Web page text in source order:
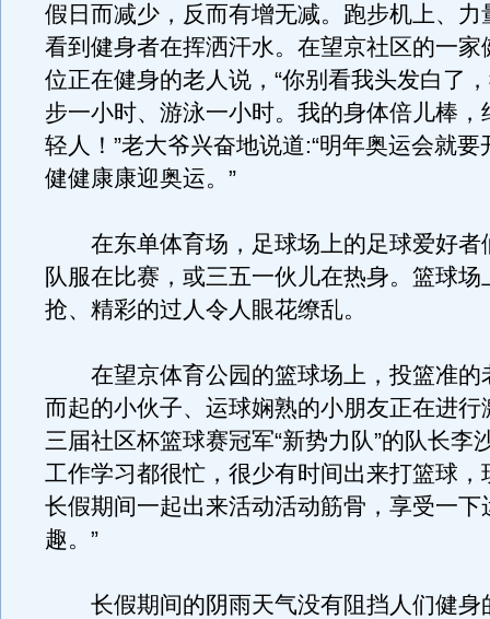
假日而减少，反而有增无减。跑步机上、力
看到健身者在挥洒汗水。在望京社区的一家
位正在健身的老人说，“你别看我头发白了
步一小时、游泳一小时。我的身体倍儿棒，
轻人！”老大爷兴奋地说道:“明年奥运会就
健健康康迎奥运。”
在东单体育场，足球场上的足球爱好者
队服在比赛，或三五一伙儿在热身。篮球场
抢、精彩的过人令人眼花缭乱。
在望京体育公园的篮球场上，投篮准的
而起的小伙子、运球娴熟的小朋友正在进行
三届社区杯篮球赛冠军“新势力队”的队长李
工作学习都很忙，很少有时间出来打篮球，
长假期间一起出来活动活动筋骨，享受一下
趣。”
长假期间的阴雨天气没有阻挡人们健身